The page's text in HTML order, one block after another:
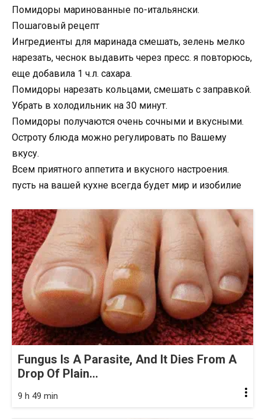
Помидоры маринованные по-итальянски.
Пошаговый рецепт
Ингредиенты для маринада смешать, зелень мелко
нарезать, чеснок выдавить через пресс. я повторюсь,
еще добавила 1 ч.л. сахара.
Помидоры нарезать кольцами, смешать с заправкой.
Убрать в холодильник на 30 минут.
Помидоры получаются очень сочными и вкусными.
Остроту блюда можно регулировать по Вашему
вкусу.
Всем приятного аппетита и вкусного настроения.
пусть на вашей кухне всегда будет мир и изобилие
Fungus Is A Parasite, And It Dies From A
Drop Of Plain...
9 h 49 min